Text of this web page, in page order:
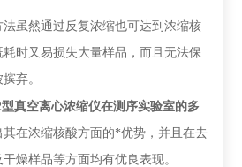
虽然通过反复浓缩也可达到浓缩核
时又易损失大量样品，而且无法保
弃。
型真空离心浓缩仪在测序实验室的多
其在浓缩核酸方面的*优势，并且在去
燥样品等方面均有优良表现。